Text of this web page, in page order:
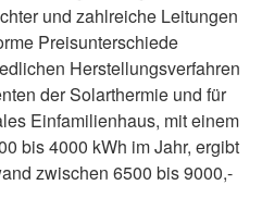
und zahlreiche Leitungen
Preisunterschiede
Herstellungsverfahren
der Solarthermie und für
Einfamilienhaus, mit einem
bis 4000 kWh im Jahr, ergibt
zwischen 6500 bis 9000,-